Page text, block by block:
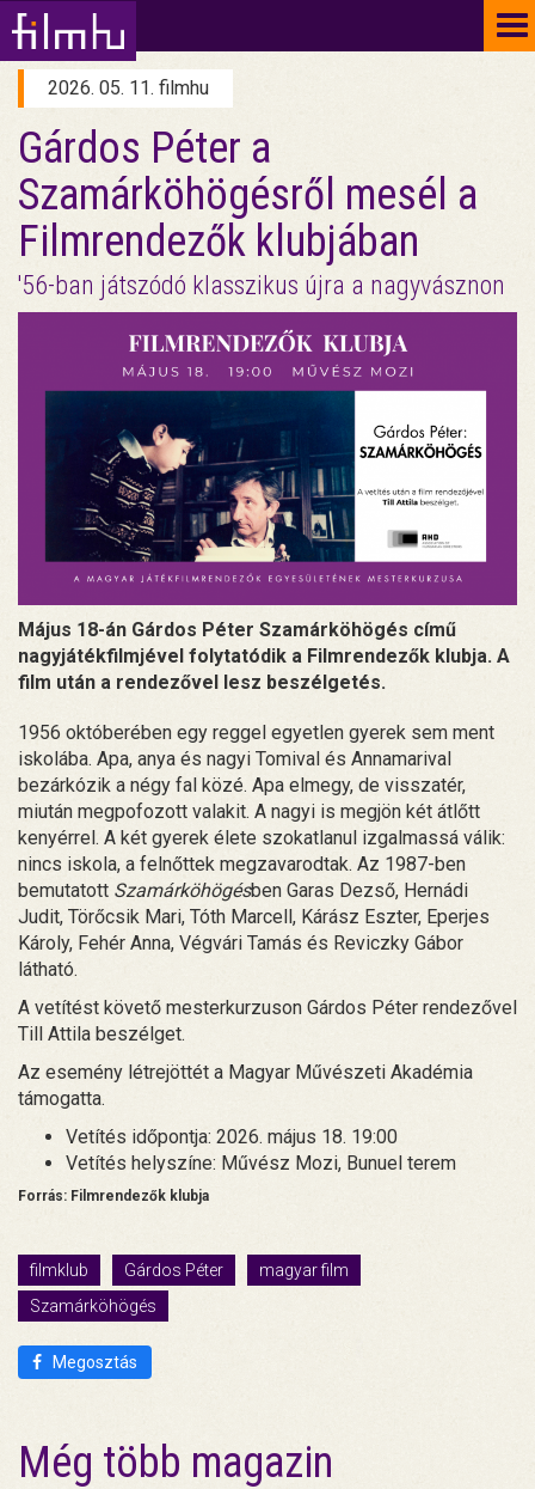
2026. 05. 11. filmhu
Gárdos Péter a
Szamárköhögésről mesél a
Filmrendezők klubjában
'56-ban játszódó klasszikus újra a nagyvásznon
Május 18-án Gárdos Péter Szamárköhögés című
nagyjátékfilmjével folytatódik a Filmrendezők klubja. A
film után a rendezővel lesz beszélgetés.
1956 októberében egy reggel egyetlen gyerek sem ment
iskolába. Apa, anya és nagyi Tomival és Annamarival
bezárkózik a négy fal közé. Apa elmegy, de visszatér,
miután megpofozott valakit. A nagyi is megjön két átlőtt
kenyérrel. A két gyerek élete szokatlanul izgalmassá válik:
nincs iskola, a felnőttek megzavarodtak. Az 1987-ben
bemutatott Szamárköhögésben Garas Dezső, Hernádi
Judit, Törőcsik Mari, Tóth Marcell, Kárász Eszter, Eperjes
Károly, Fehér Anna, Végvári Tamás és Reviczky Gábor
látható.
A vetítést követő mesterkurzuson Gárdos Péter rendezővel
Till Attila beszélget.
Az esemény létrejöttét a Magyar Művészeti Akadémia
támogatta.
Vetítés időpontja: 2026. május 18. 19:00
Vetítés helyszíne: Művész Mozi, Bunuel terem
Forrás: Filmrendezők klubja
filmklub Gárdos Péter
magyar film
Szamárköhögés
Megosztás
Még több magazin